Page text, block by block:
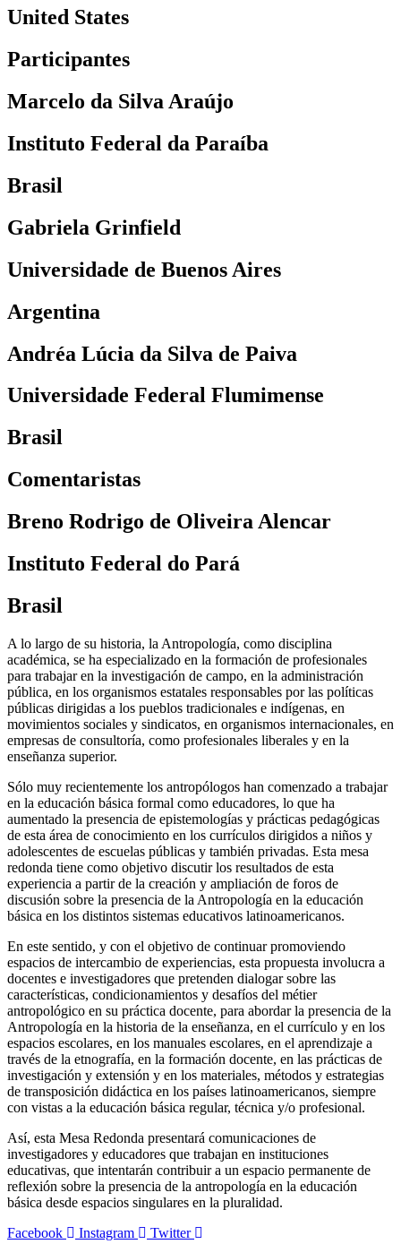
United States
Participantes
Marcelo da Silva Araújo
Instituto Federal da Paraíba
Brasil
Gabriela Grinfield
Universidade de Buenos Aires
Argentina
Andréa Lúcia da Silva de Paiva
Universidade Federal Flumimense
Brasil
Comentaristas
Breno Rodrigo de Oliveira Alencar
Instituto Federal do Pará
Brasil
A lo largo de su historia, la Antropología, como disciplina
académica, se ha especializado en la formación de profesionales
para trabajar en la investigación de campo, en la administración
pública, en los organismos estatales responsables por las políticas
públicas dirigidas a los pueblos tradicionales e indígenas, en
movimientos sociales y sindicatos, en organismos internacionales, en
empresas de consultoría, como profesionales liberales y en la
enseñanza superior.
Sólo muy recientemente los antropólogos han comenzado a trabajar
en la educación básica formal como educadores, lo que ha
aumentado la presencia de epistemologías y prácticas pedagógicas
de esta área de conocimiento en los currículos dirigidos a niños y
adolescentes de escuelas públicas y también privadas. Esta mesa
redonda tiene como objetivo discutir los resultados de esta
experiencia a partir de la creación y ampliación de foros de
discusión sobre la presencia de la Antropología en la educación
básica en los distintos sistemas educativos latinoamericanos.
En este sentido, y con el objetivo de continuar promoviendo
espacios de intercambio de experiencias, esta propuesta involucra a
docentes e investigadores que pretenden dialogar sobre las
características, condicionamientos y desafíos del métier
antropológico en su práctica docente, para abordar la presencia de la
Antropología en la historia de la enseñanza, en el currículo y en los
espacios escolares, en los manuales escolares, en el aprendizaje a
través de la etnografía, en la formación docente, en las prácticas de
investigación y extensión y en los materiales, métodos y estrategias
de transposición didáctica en los países latinoamericanos, siempre
con vistas a la educación básica regular, técnica y/o profesional.
Así, esta Mesa Redonda presentará comunicaciones de
investigadores y educadores que trabajan en instituciones
educativas, que intentarán contribuir a un espacio permanente de
reflexión sobre la presencia de la antropología en la educación
básica desde espacios singulares en la pluralidad.
Facebook
Instagram Twitter